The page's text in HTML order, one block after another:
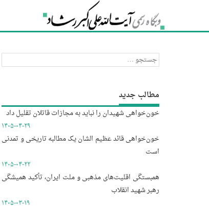
جستجو
برای:
مطالب جدید
خون‌خواهی شهیدان را نباید به مجازات قاتلان تقلیل داد
۱۴۰۵-۰۴-۲۹
خون‌خواهی قائد عظیم الشان یک مطالبه تاریخی و تمدنی
است
۱۴۰۵-۰۴-۲۲
همبستگی اقلیت‌های مذهبی و ملت ایران، تأکید همیشگی
رهبر شهید انقلاب
۱۴۰۵-۰۳-۱۹